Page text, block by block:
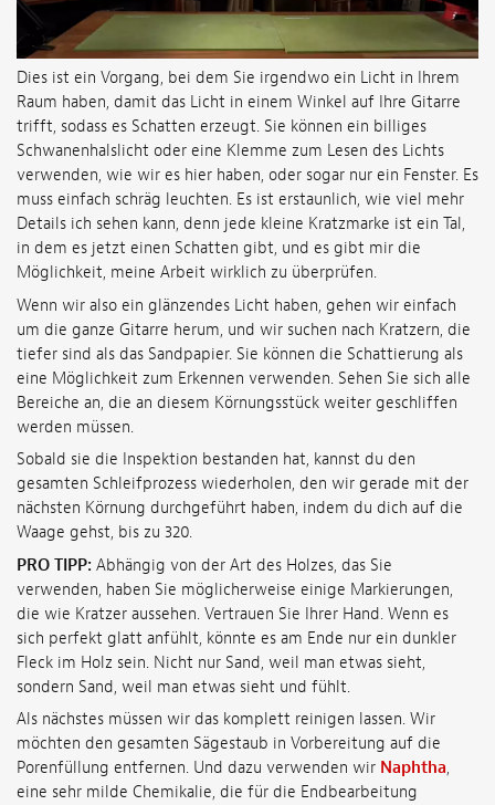
Dies ist ein Vorgang, bei dem Sie irgendwo ein Licht in Ihrem
Raum haben, damit das Licht in einem Winkel auf Ihre Gitarre
trifft, sodass es Schatten erzeugt. Sie können ein billiges
Schwanenhalslicht oder eine Klemme zum Lesen des Lichts
verwenden, wie wir es hier haben, oder sogar nur ein Fenster. Es
muss einfach schräg leuchten. Es ist erstaunlich, wie viel mehr
Details ich sehen kann, denn jede kleine Kratzmarke ist ein Tal,
in dem es jetzt einen Schatten gibt, und es gibt mir die
Möglichkeit, meine Arbeit wirklich zu überprüfen.
Wenn wir also ein glänzendes Licht haben, gehen wir einfach
um die ganze Gitarre herum, und wir suchen nach Kratzern, die
tiefer sind als das Sandpapier. Sie können die Schattierung als
eine Möglichkeit zum Erkennen verwenden. Sehen Sie sich alle
Bereiche an, die an diesem Körnungsstück weiter geschliffen
werden müssen.
Sobald sie die Inspektion bestanden hat, kannst du den
gesamten Schleifprozess wiederholen, den wir gerade mit der
nächsten Körnung durchgeführt haben, indem du dich auf die
Waage gehst, bis zu 320.
PRO TIPP: Abhängig von der Art des Holzes, das Sie
verwenden, haben Sie möglicherweise einige Markierungen,
die wie Kratzer aussehen. Vertrauen Sie Ihrer Hand. Wenn es
sich perfekt glatt anfühlt, könnte es am Ende nur ein dunkler
Fleck im Holz sein. Nicht nur Sand, weil man etwas sieht,
sondern Sand, weil man etwas sieht und fühlt.
Als nächstes müssen wir das komplett reinigen lassen. Wir
möchten den gesamten Sägestaub in Vorbereitung auf die
Porenfüllung entfernen. Und dazu verwenden wir Naphtha,
eine sehr milde Chemikalie, die für die Endbearbeitung